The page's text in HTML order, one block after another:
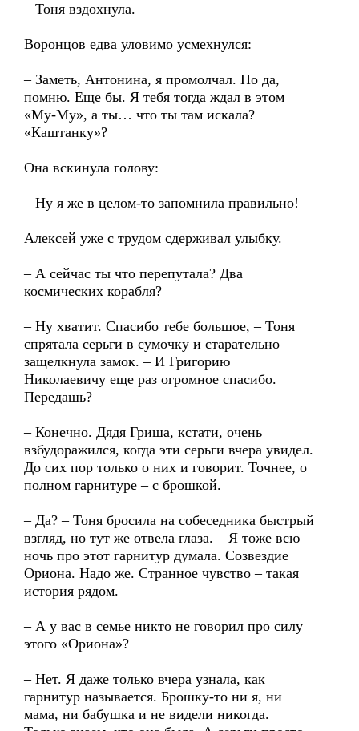
– Тоня вздохнула.
Воронцов едва уловимо усмехнулся:
– Заметь, Антонина, я промолчал. Но да,
помню. Еще бы. Я тебя тогда ждал в этом
«Му-Му», а ты… что ты там искала?
«Каштанку»?
Она вскинула голову:
– Ну я же в целом-то запомнила правильно!
Алексей уже с трудом сдерживал улыбку.
– А сейчас ты что перепутала? Два
космических корабля?
– Ну хватит. Спасибо тебе большое, – Тоня
спрятала серьги в сумочку и старательно
защелкнула замок. – И Григорию
Николаевичу еще раз огромное спасибо.
Передашь?
– Конечно. Дядя Гриша, кстати, очень
взбудоражился, когда эти серьги вчера увидел.
До сих пор только о них и говорит. Точнее, о
полном гарнитуре – с брошкой.
– Да? – Тоня бросила на собеседника быстрый
взгляд, но тут же отвела глаза. – Я тоже всю
ночь про этот гарнитур думала. Созвездие
Ориона. Надо же. Странное чувство – такая
история рядом.
– А у вас в семье никто не говорил про силу
этого «Ориона»?
– Нет. Я даже только вчера узнала, как
гарнитур называется. Брошку-то ни я, ни
мама, ни бабушка и не видели никогда.